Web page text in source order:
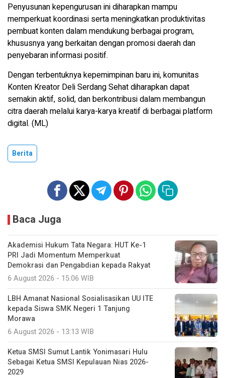
Penyusunan kepengurusan ini diharapkan mampu
memperkuat koordinasi serta meningkatkan produktivitas
pembuat konten dalam mendukung berbagai program,
khususnya yang berkaitan dengan promosi daerah dan
penyebaran informasi positif.
Dengan terbentuknya kepemimpinan baru ini, komunitas
Konten Kreator Deli Serdang Sehat diharapkan dapat
semakin aktif, solid, dan berkontribusi dalam membangun
citra daerah melalui karya-karya kreatif di berbagai platform
digital. (ML)
Berita
Baca Juga
Akademisi Hukum Tata Negara: HUT Ke-1
PRI Jadi Momentum Memperkuat
Demokrasi dan Pengabdian kepada Rakyat
6 August 2026 - 15:06 WIB
LBH Amanat Nasional Sosialisasikan UU ITE
kepada Siswa SMK Negeri 1 Tanjung
Morawa
6 August 2026 - 13:13 WIB
Ketua SMSI Sumut Lantik Yonimasari Hulu
Sebagai Ketua SMSI Kepulauan Nias 2026-
2029